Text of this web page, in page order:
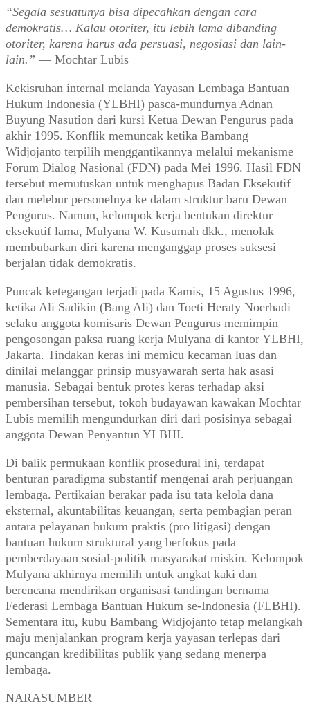
“Segala sesuatunya bisa dipecahkan dengan cara
demokratis… Kalau otoriter, itu lebih lama dibanding
otoriter, karena harus ada persuasi, negosiasi dan lain-
lain.” — Mochtar Lubis
Kekisruhan internal melanda Yayasan Lembaga Bantuan
Hukum Indonesia (YLBHI) pasca-mundurnya Adnan
Buyung Nasution dari kursi Ketua Dewan Pengurus pada
akhir 1995. Konflik memuncak ketika Bambang
Widjojanto terpilih menggantikannya melalui mekanisme
Forum Dialog Nasional (FDN) pada Mei 1996. Hasil FDN
tersebut memutuskan untuk menghapus Badan Eksekutif
dan melebur personelnya ke dalam struktur baru Dewan
Pengurus. Namun, kelompok kerja bentukan direktur
eksekutif lama, Mulyana W. Kusumah dkk., menolak
membubarkan diri karena menganggap proses suksesi
berjalan tidak demokratis.
Puncak ketegangan terjadi pada Kamis, 15 Agustus 1996,
ketika Ali Sadikin (Bang Ali) dan Toeti Heraty Noerhadi
selaku anggota komisaris Dewan Pengurus memimpin
pengosongan paksa ruang kerja Mulyana di kantor YLBHI,
Jakarta. Tindakan keras ini memicu kecaman luas dan
dinilai melanggar prinsip musyawarah serta hak asasi
manusia. Sebagai bentuk protes keras terhadap aksi
pembersihan tersebut, tokoh budayawan kawakan Mochtar
Lubis memilih mengundurkan diri dari posisinya sebagai
anggota Dewan Penyantun YLBHI.
Di balik permukaan konflik prosedural ini, terdapat
benturan paradigma substantif mengenai arah perjuangan
lembaga. Pertikaian berakar pada isu tata kelola dana
eksternal, akuntabilitas keuangan, serta pembagian peran
antara pelayanan hukum praktis (pro litigasi) dengan
bantuan hukum struktural yang berfokus pada
pemberdayaan sosial-politik masyarakat miskin. Kelompok
Mulyana akhirnya memilih untuk angkat kaki dan
berencana mendirikan organisasi tandingan bernama
Federasi Lembaga Bantuan Hukum se-Indonesia (FLBHI).
Sementara itu, kubu Bambang Widjojanto tetap melangkah
maju menjalankan program kerja yayasan terlepas dari
guncangan kredibilitas publik yang sedang menerpa
lembaga.
NARASUMBER